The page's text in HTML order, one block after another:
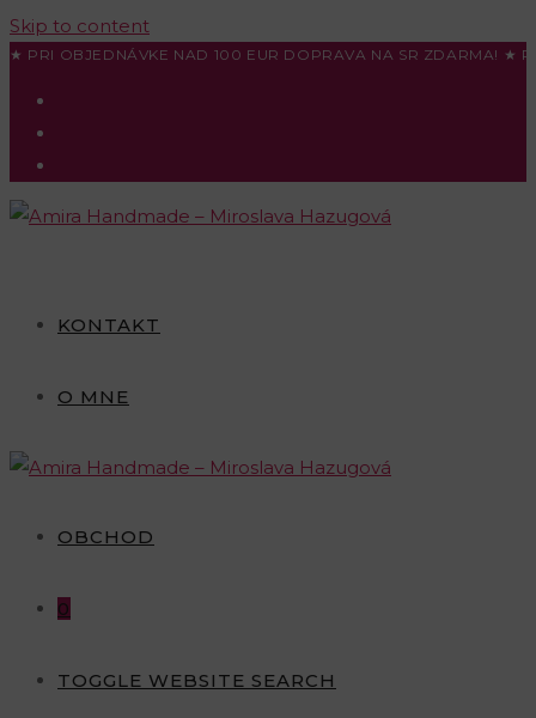
Skip to content
★ PRI OBJEDNÁVKE NAD 100 EUR DOPRAVA NA SR ZDARMA! ★
KONTAKT
O MNE
OBCHOD
0
TOGGLE WEBSITE SEARCH